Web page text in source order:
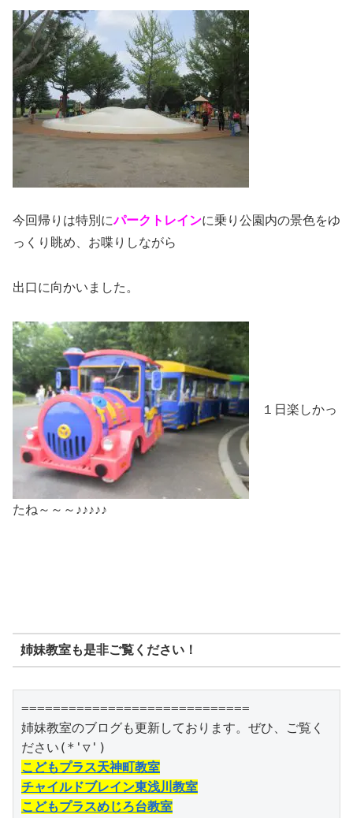
今回帰りは特別にパークトレインに乗り公園内の景色をゆ
っくり眺め、お喋りしながら
出口に向かいました。
１日楽しかっ
たね～～～♪♪♪♪♪
姉妹教室も是非ご覧ください！
=============================
姉妹教室のブログも更新しております。ぜひ、ご覧く
こどもプラス天神町教室
チャイルドブレイン東浅川教室
こどもプラスめじろ台教室